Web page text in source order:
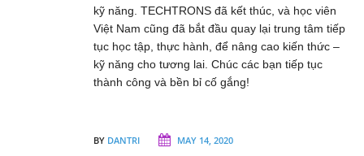
kỹ năng. TECHTRONS đã kết thúc, và học viên
Việt Nam cũng đã bắt đầu quay lại trung tâm tiếp
tục học tập, thực hành, để nâng cao kiến thức –
kỹ năng cho tương lai. Chúc các bạn tiếp tục
thành công và bền bỉ cố gắng!
BY DANTRI MAY 14, 2020